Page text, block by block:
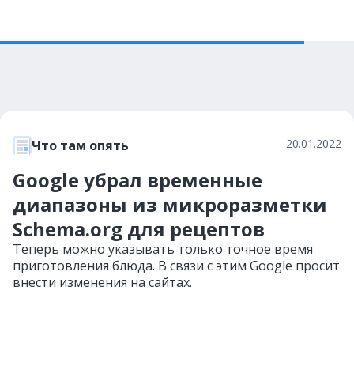
Что там опять 20.01.2022
Google убрал временные
диапазоны из микроразметки
Sсhema.org для рецептов
Теперь можно указывать только точное время
приготовления блюда. В связи с этим Google просит
внести изменения на сайтах.